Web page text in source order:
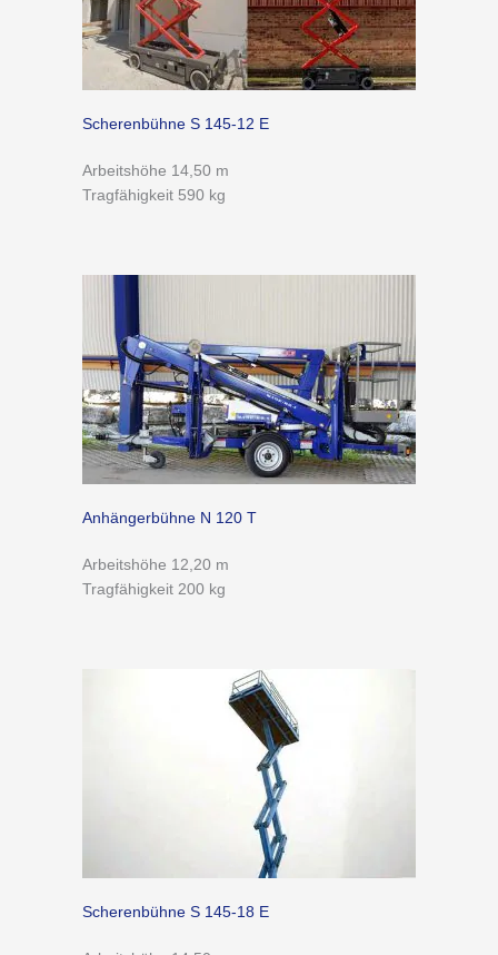
Scherenbühne S 145-12 E
Arbeitshöhe 14,50 m
Tragfähigkeit 590 kg
Anhängerbühne N 120 T
Arbeitshöhe 12,20 m
Tragfähigkeit 200 kg
Scherenbühne S 145-18 E